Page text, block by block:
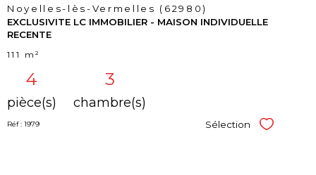
Noyelles-lès-Vermelles (62980)
EXCLUSIVITE LC IMMOBILIER - MAISON INDIVIDUELLE
RECENTE
111 m²
4
pièce(s)
3
chambre(s)
Réf : 1979 Sélection Sélectionner